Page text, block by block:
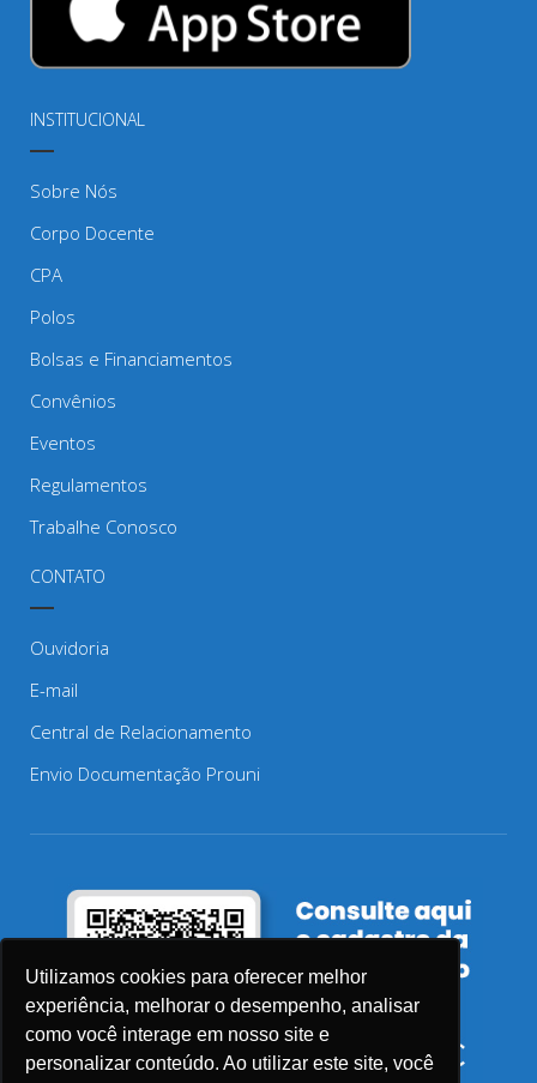
Utilizamos cookies para oferecer melhor
experiência, melhorar o desempenho, analisar
como você interage em nosso site e
personalizar conteúdo. Ao utilizar este site, você
INSTITUCIONAL
Sobre Nós
Corpo Docente
CPA
Polos
Bolsas e Financiamentos
Convênios
Eventos
Regulamentos
Trabalhe Conosco
CONTATO
Ouvidoria
E-mail
Central de Relacionamento
Envio Documentação Prouni